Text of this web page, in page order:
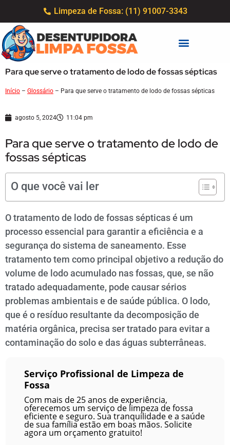
Limpeza de Fossa: (11) 91007-3343
Para que serve o tratamento de lodo de fossas sépticas
Início – Glossário – Para que serve o tratamento de lodo de fossas sépticas
agosto 5, 2024 11:04 pm
Para que serve o tratamento de lodo de
fossas sépticas
O que você vai ler
O tratamento de lodo de fossas sépticas é um
processo essencial para garantir a eficiência e a
segurança do sistema de saneamento. Esse
tratamento tem como principal objetivo a redução do
volume de lodo acumulado nas fossas, que, se não
tratado adequadamente, pode causar sérios
problemas ambientais e de saúde pública. O lodo,
que é o resíduo resultante da decomposição de
matéria orgânica, precisa ser tratado para evitar a
contaminação do solo e das águas subterrâneas.
Serviço Profissional de Limpeza de
Fossa
Com mais de 25 anos de experiência,
oferecemos um serviço de limpeza de fossa
eficiente e seguro. Sua tranquilidade e a saúde
de sua família estão em boas mãos. Solicite
agora um orçamento gratuito!